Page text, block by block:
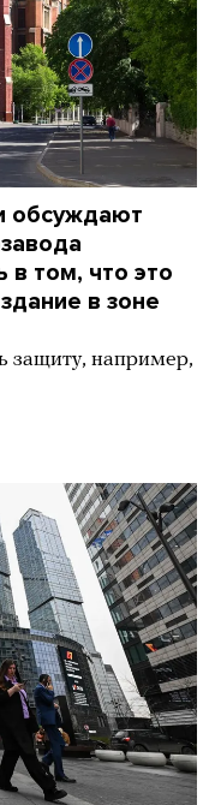
обсуждают
в том, что это
в зоне
защиту, например,